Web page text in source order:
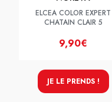
ELCEA COLOR EXPERT
CHATAIN CLAIR 5
9,90€
JE LE PRENDS !